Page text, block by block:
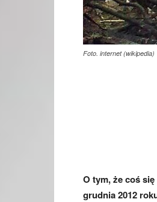
Foto. internet (wikipedia)
O tym, że coś
grudnia 2012